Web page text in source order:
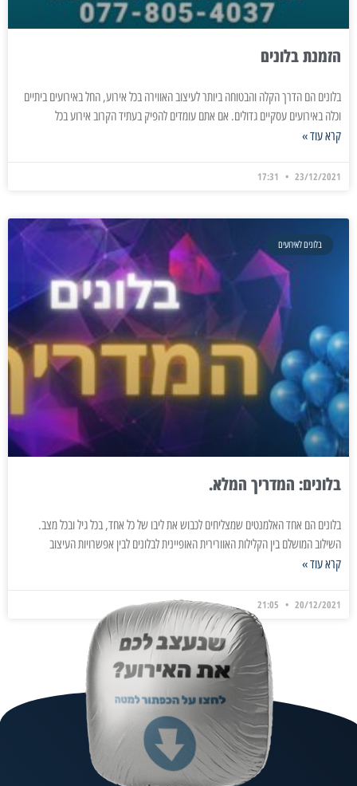
הזמנת בלונים
בלונים הם הדרך הקלה והבטוחה ביותר לעיצוב האווירה בכל אירוע, החל באירועים ביתיים
וכלה באירועים עסקיים גדולים. אם אתם עומדים להפיק בעתיד הקרוב אירוע בכל
קרא עוד »
23/12/2021
בלונים לאירועים
בלונים: המדריך המלא.
בלונים הם אחד האלמנטים שמצליחים לכבוש את ליבו של כל אחד, בכל גיל ובכל מצב.
השילוב המושלם בין הקלילות האוורירית האופיינית לבלונים לבין אפשרויות העיצוב
קרא עוד »
20/12/2021